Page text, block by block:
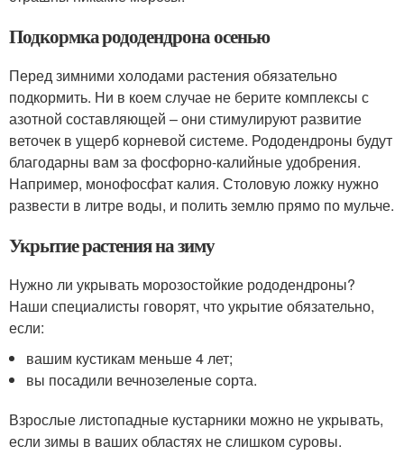
Подкормка рододендрона осенью
Перед зимними холодами растения обязательно
подкормить. Ни в коем случае не берите комплексы с
азотной составляющей – они стимулируют развитие
веточек в ущерб корневой системе. Рододендроны будут
благодарны вам за фосфорно-калийные удобрения.
Например, монофосфат калия. Столовую ложку нужно
развести в литре воды, и полить землю прямо по мульче.
Укрытие растения на зиму
Нужно ли укрывать морозостойкие рододендроны?
Наши специалисты говорят, что укрытие обязательно,
если:
вашим кустикам меньше 4 лет;
вы посадили вечнозеленые сорта.
Взрослые листопадные кустарники можно не укрывать,
если зимы в ваших областях не слишком суровы.